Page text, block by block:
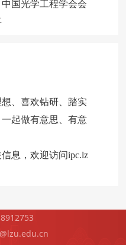
国光学工程学会会
、喜欢钻研、踏实
起做有意思、有意
息，欢迎访问ipc.lz